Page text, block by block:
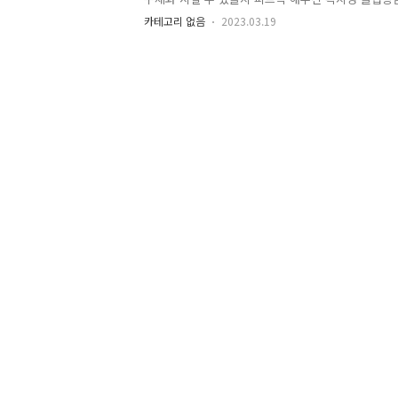
데..' 라는 마음이 들어서 속으로 움츠러들었었다. 그
명확하게 알려주셨기에 앞으로 내가 무엇을 해야 하
들의 경험을 아낌없이 알려주시니 더없이 든든하고
카테고리 없음 2023.03.19